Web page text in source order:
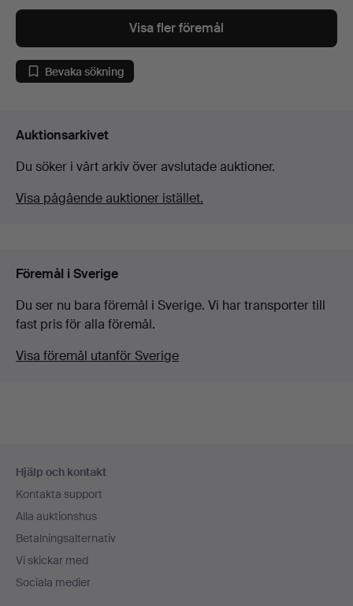
Visa fler föremål
Bevaka sökning
Auktionsarkivet
Du söker i vårt arkiv över avslutade auktioner.
Visa pågående auktioner istället.
Föremål i Sverige
Du ser nu bara föremål i Sverige. Vi har transporter till
fast pris för alla föremål.
Visa föremål utanför Sverige
Hjälp och kontakt
Kontakta support
Alla auktionshus
Betalningsalternativ
Vi skickar med
Sociala medier